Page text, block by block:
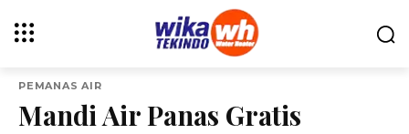
PEMANAS AIR
Mandi Air Panas Gratis